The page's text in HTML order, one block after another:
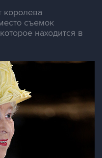
королева
съемок
находится в